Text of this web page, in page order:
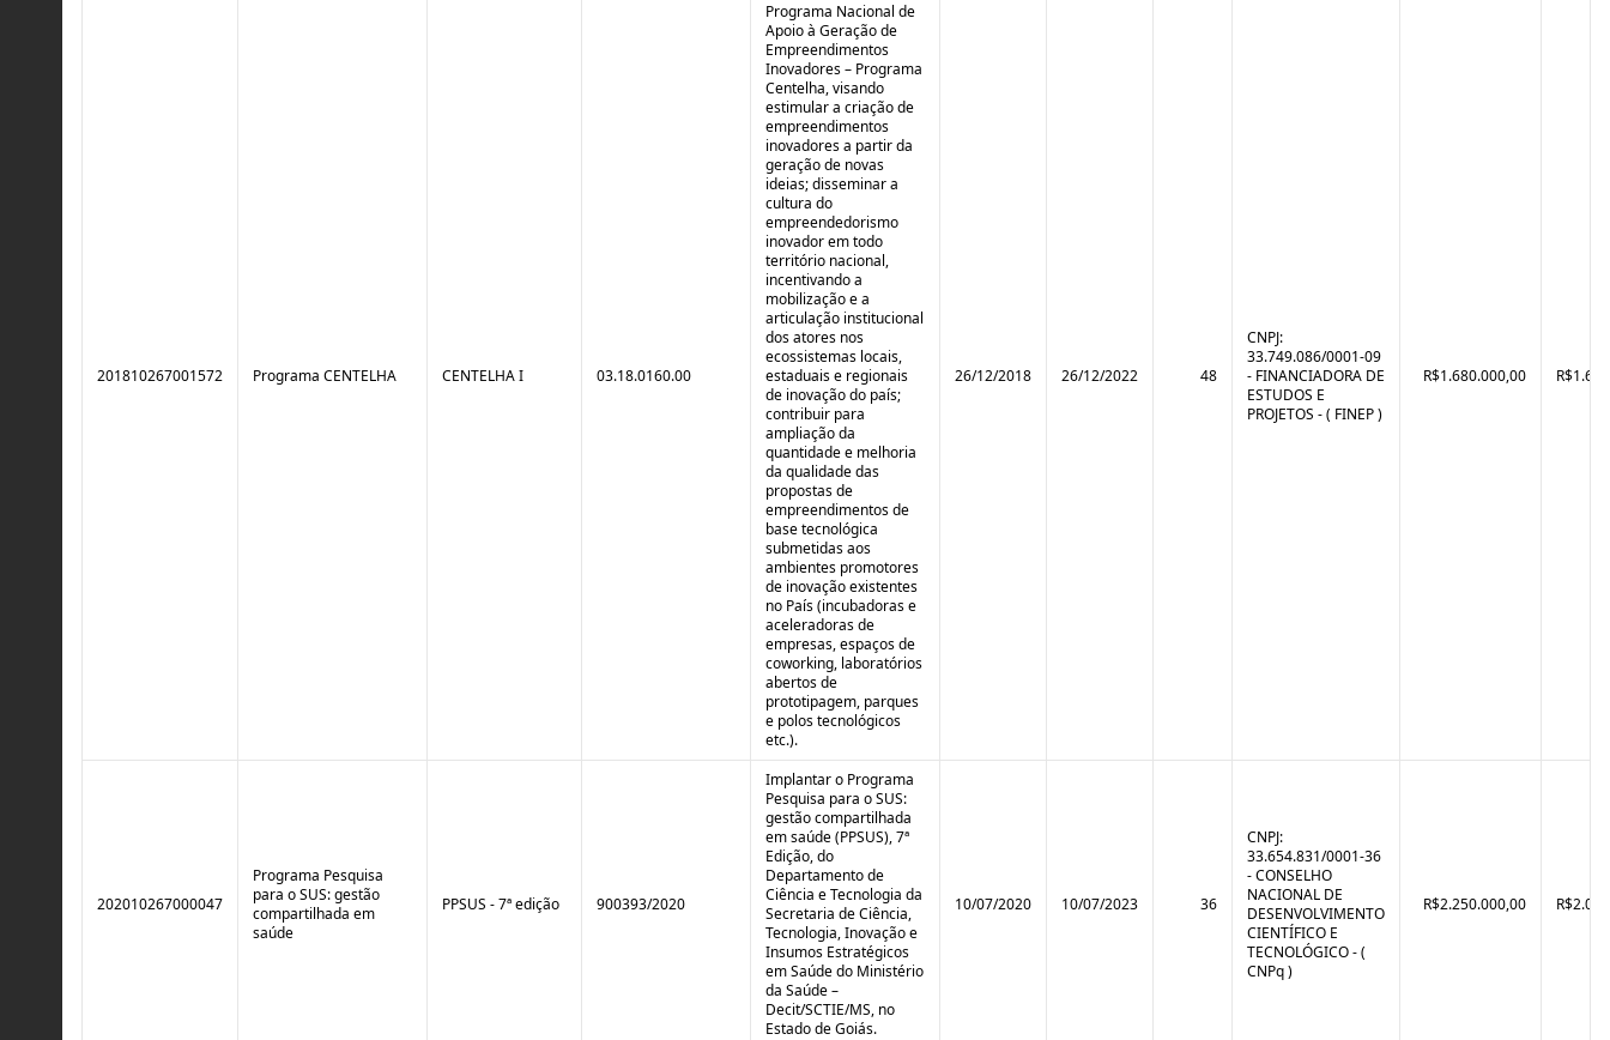
201810267001572 Programa CENTELHA CENTELHA I 03.18.0160.00
Programa Nacional de
Apoio à Geração de
Empreendimentos
Inovadores – Programa
Centelha, visando
estimular a criação de
empreendimentos
inovadores a partir da
geração de novas
ideias; disseminar a
cultura do
empreendedorismo
inovador em todo
território nacional,
incentivando a
mobilização e a
articulação institucional
dos atores nos
ecossistemas locais,
estaduais e regionais
de inovação do país;
contribuir para
ampliação da
quantidade e melhoria
da qualidade das
propostas de
empreendimentos de
base tecnológica
submetidas aos
ambientes promotores
de inovação existentes
no País (incubadoras e
aceleradoras de
empresas, espaços de
coworking, laboratórios
abertos de
prototipagem, parques
e polos tecnológicos
etc.).
26/12/2018 26/12/2022 48
CNPJ:
33.749.086/0001-09
- FINANCIADORA DE
ESTUDOS E
PROJETOS - ( FINEP )
R$1.680.000,00
202010267000047
Programa Pesquisa
para o SUS: gestão
compartilhada em
saúde
PPSUS - 7ª edição 900393/2020
Implantar o Programa
Pesquisa para o SUS:
gestão compartilhada
em saúde (PPSUS), 7ª
Edição, do
Departamento de
Ciência e Tecnologia da
Secretaria de Ciência,
Tecnologia, Inovação e
Insumos Estratégicos
em Saúde do Ministério
da Saúde –
Decit/SCTIE/MS, no
Estado de Goiás.
10/07/2020 10/07/2023 36
CNPJ:
33.654.831/0001-36
- CONSELHO
NACIONAL DE
DESENVOLVIMENTO
CIENTÍFICO E
TECNOLÓGICO - (
CNPq )
R$2.250.000,00